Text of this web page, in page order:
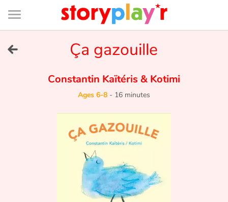
Connexion
Bibliothèque
de
page
Ça gazouille
Constantin Kaïtéris & Kotimi
Ages 6-8 - 16 minutes